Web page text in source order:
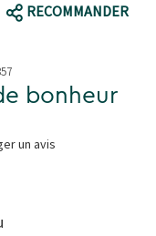
RECOMMANDER
bonheur
un avis